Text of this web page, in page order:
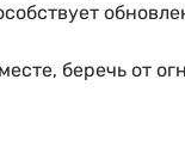
беречь от